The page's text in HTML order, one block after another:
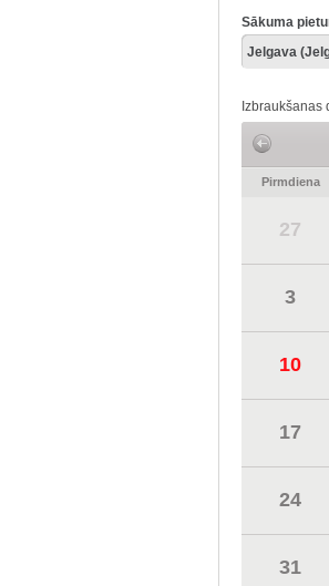
Sākuma
Izbraukšanas
Pirmdiena
27
3
10
17
24
31